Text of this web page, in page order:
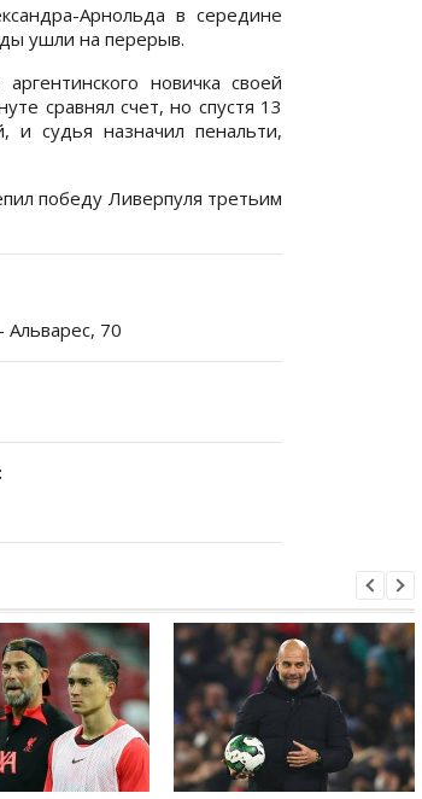
Арнольда в середине
ушли на перерыв.
новичка своей
сравнял счет, но спустя 13
судья назначил пенальти,
победу Ливерпуля третьим
Альварес, 70